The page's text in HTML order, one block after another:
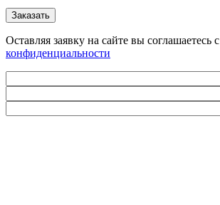
Оставляя заявку на сайте вы соглашаетесь с
конфиденциальности